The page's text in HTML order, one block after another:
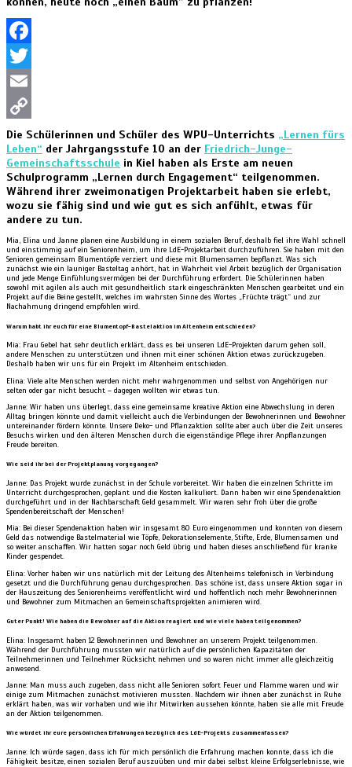
Facebook
Twitter
Email
Copy
Link
Die Schülerinnen und Schüler des WPU-Unterrichts „Lernen fürs
Leben“ der Jahrgangsstufe 10 an der Friedrich-Junge-
Gemeinschaftsschule in Kiel haben als Erste am neuen
Schulprogramm „Lernen durch Engagement“ teilgenommen.
Während ihrer zweimonatigen Projektarbeit haben sie erlebt,
wozu sie fähig sind und wie gut es sich anfühlt, etwas für
andere zu tun.
Mia, Elina und Janne planen eine Ausbildung in einem sozialen Beruf, deshalb fiel ihre Wahl schnell
und einstimmig auf ein Seniorenheim, um ihre LdE-Projektarbeit durchzuführen. Sie haben mit den
Senioren gemeinsam Blumentöpfe verziert und diese mit Blumensamen bepflanzt. Was sich
zunächst wie ein launiger Basteltag anhört, hat in Wahrheit viel Arbeit bezüglich der Organisation
und jede Menge Einfühlungsvermögen bei der Durchführung erfordert. Die Schülerinnen haben
sowohl mit agilen als auch mit gesundheitlich stark eingeschränkten Menschen gearbeitet und ein
Projekt auf die Beine gestellt, welches im wahrsten Sinne des Wortes „Früchte trägt“ und zur
Nachahmung dringend empfohlen wird.
Warum habt ihr euch für eine Blumentopf-Bastelaktion im Altenheim entschieden?
Mia: Frau Gebel hat sehr deutlich erklärt, dass es bei unseren LdE-Projekten darum gehen soll,
andere Menschen zu unterstützen und ihnen mit einer schönen Aktion etwas zurückzugeben.
Deshalb haben wir uns für ein Projekt im Altenheim entschieden.
Elina: Viele alte Menschen werden nicht mehr wahrgenommen und selbst von Angehörigen nur
selten oder gar nicht besucht – dagegen wollten wir etwas tun.
Janne: Wir haben uns überlegt, dass eine gemeinsame kreative Aktion eine Abwechslung in deren
Alltag bringen könnte und damit vielleicht auch die Verbindungen der Bewohnerinnen und Bewohner
untereinander fördern könnte. Unsere Deko- und Pflanzaktion sollte aber auch über die Zeit unseres
Besuchs wirken und den älteren Menschen durch die eigenständige Pflege ihrer Anpflanzungen
Freude bereiten.
Wie seid ihr bei der Projektplanung vorgegangen?
Janne: Das Projekt wurde zunächst in der Schule vorbereitet. Wir haben die einzelnen Schritte im
Unterricht durchgesprochen, geplant und die Kosten kalkuliert. Dann haben wir eine Spendenaktion
durchgeführt und in der Nachbarschaft Geld gesammelt. Wir waren sehr froh über die große
Spendenbereitschaft der Menschen!
Mia: Bei dieser Spendenaktion haben wir insgesamt 80 Euro eingenommen und konnten von diesem
Geld das notwendige Bastelmaterial wie Töpfe, Dekorationselemente, Stifte, Erde, Blumensamen und
so weiter anschaffen. Wir hatten sogar noch Geld übrig und haben dieses anschließend für kranke
Kinder gespendet.
Elina: Vorher haben wir uns natürlich mit der Leitung des Altenheims telefonisch in Verbindung
gesetzt und die Durchführung genau durchgesprochen. Das schöne ist, dass unsere Aktion sogar in
der Hauszeitung des Seniorenheims veröffentlicht wird und hoffentlich noch mehr Bewohnerinnen
und Bewohner zum Mitmachen an Gemeinschaftsprojekten animieren wird.
Guter Punkt! Wie haben die Bewohner auf die Aktion reagiert und wie viele haben teilgenommen?
Elina: Insgesamt haben 12 Bewohnerinnen und Bewohner an unserem Projekt teilgenommen.
Während der Durchführung mussten wir natürlich auf die persönlichen Kapazitäten der
Teilnehmerinnen und Teilnehmer Rücksicht nehmen und so waren nicht immer alle gleichzeitig
anwesend.
Janne: Man muss auch zugeben, dass nicht alle Senioren sofort Feuer und Flamme waren und wir
einige zum Mitmachen zunächst motivieren mussten. Nachdem wir ihnen aber zunächst in Ruhe
erklärt haben, was wir vorhaben und wie ihr Mitwirken aussehen könnte, haben sie alle mit Freude
an der Aktion teilgenommen.
Wie würdet ihr eure persönlichen Erfahrungen bezüglich des LdE-Projekts zusammenfassen?
Janne: Ich würde sagen, dass ich für mich persönlich die Erfahrung machen konnte, dass ich die
Fähigkeit besitze, einen sozialen Beruf auszuüben und mir dabei selbst kleine Erfolgserlebnisse, wie